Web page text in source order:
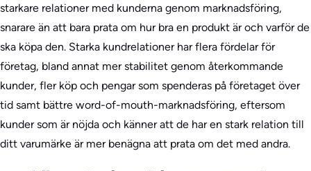
starkare relationer med kunderna genom marknadsföring,
snarare än att bara prata om hur bra en produkt är och varför de
ska köpa den. Starka kundrelationer har flera fördelar för
företag, bland annat mer stabilitet genom återkommande
kunder, fler köp och pengar som spenderas på företaget över
tid samt bättre word-of-mouth-marknadsföring, eftersom
kunder som är nöjda och känner att de har en stark relation till
ditt varumärke är mer benägna att prata om det med andra.